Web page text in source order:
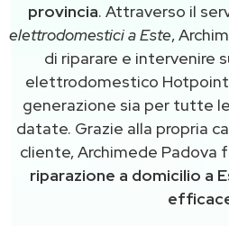
provincia. Attraverso il
elettrodomestici a Este,
di riparare e intervenire
elettrodomestico
generazione sia per tutte
datate. Grazie alla propria
cliente, Archimede Padova
riparazione a domicilio a